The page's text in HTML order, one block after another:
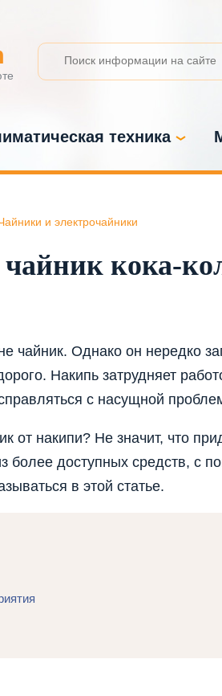
техника
и электрочайники
кока-
чайник. Однако он нередко
Накипь затрудняет
с насущной
от накипи? Не значит, что
более доступных средств, с
в этой статье.